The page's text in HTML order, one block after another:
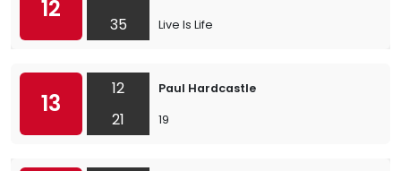
12
35
Live Is Life
13
12
21
Paul Hardcastle
19